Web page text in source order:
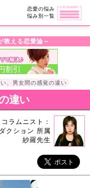
恋愛の悩み
悩み別一覧
教える恋愛論～
、男女間の感覚の違い
違い
ラムニスト：
クション 所属
紗羅先生